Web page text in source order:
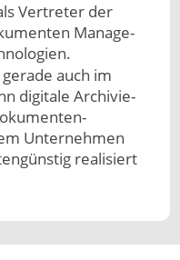
Ver­treter der
Manage­
auch im
digi­tale Archi­vie­
Unternehmen
rea­lisiert